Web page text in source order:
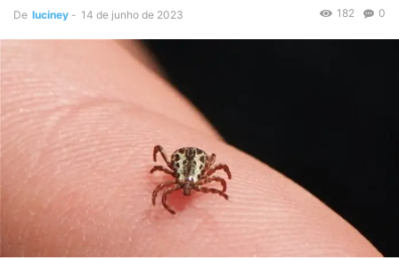
De luciney - 14 de junho de 2023 0
182